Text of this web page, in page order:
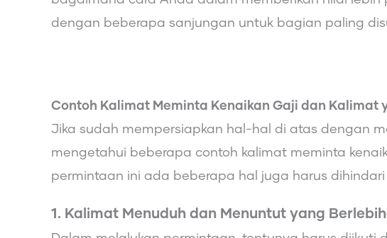
dengan beberapa sanjungan untuk bagian paling
Contoh Kalimat Meminta Kenaikan Gaji dan Kalimat
Jika sudah mempersiapkan hal-hal di atas dengan
mengetahui beberapa contoh kalimat meminta
permintaan ini ada beberapa hal juga harus dihindari
1. Kalimat Menuduh dan Menuntut yang